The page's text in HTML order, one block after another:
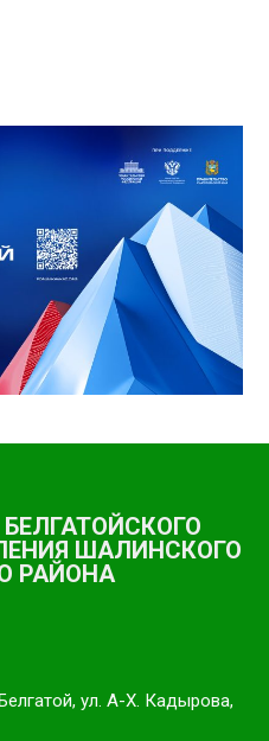
ШАЛИНСКОГО
РАЙОНА
ул. А-Х. Кадырова,